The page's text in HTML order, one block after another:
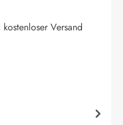
kostenloser Versand